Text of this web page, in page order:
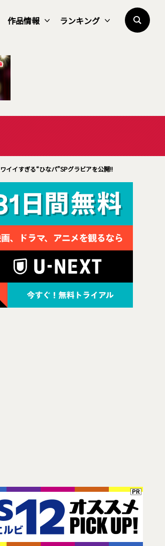
作品情報 ランキング
イイすぎる“ひなパ”SPグラビアを公開!!